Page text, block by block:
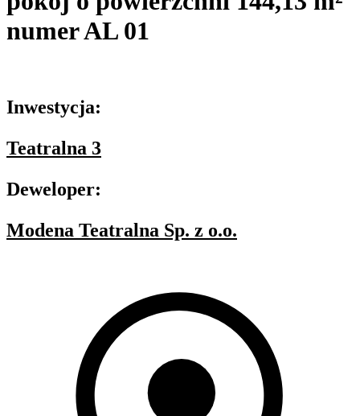
numer AL 01
Inwestycja:
Teatralna 3
Deweloper:
Modena Teatralna Sp. z o.o.